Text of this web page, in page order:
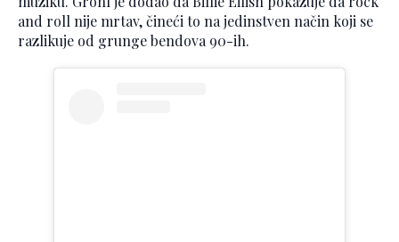
and roll nije mrtav, čineći to na jedinstven način koji se
razlikuje od grunge bendova 90-ih.